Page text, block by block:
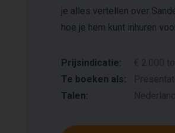
je alles vertellen over
hoe je hem kunt inhuren
Prijsindicatie:
€ 2.000
Te boeken als:
Talen: